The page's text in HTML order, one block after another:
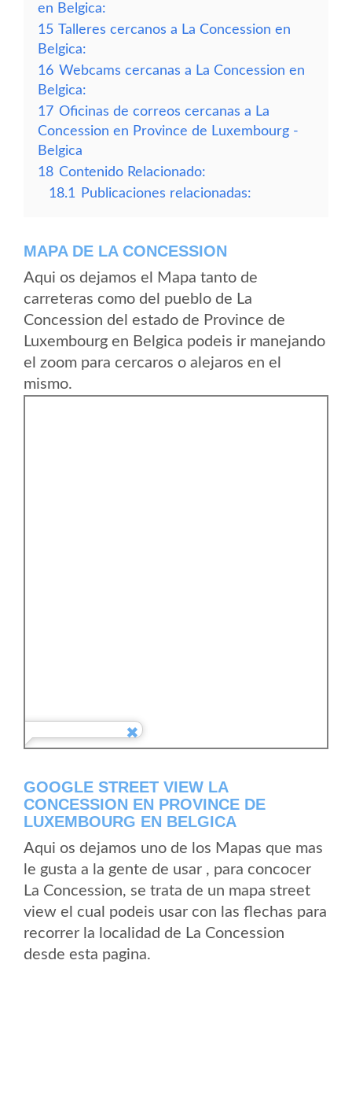
en Belgica:
15 Talleres cercanos a La Concession en
Belgica:
16 Webcams cercanas a La Concession en
Belgica:
17 Oficinas de correos cercanas a La
Concession en Province de Luxembourg -
Belgica
18 Contenido Relacionado:
18.1
Publicaciones relacionadas:
MAPA DE LA CONCESSION
Aqui os dejamos el Mapa tanto de
carreteras como del pueblo de La
Concession del estado de Province de
Luxembourg en Belgica podeis ir manejando
el zoom para cercaros o alejaros en el
mismo.
GOOGLE STREET VIEW LA
CONCESSION EN PROVINCE DE
LUXEMBOURG EN BELGICA
Aqui os dejamos uno de los Mapas que mas
le gusta a la gente de usar , para concocer
La Concession, se trata de un mapa street
view el cual podeis usar con las flechas para
recorrer la localidad de La Concession
desde esta pagina.